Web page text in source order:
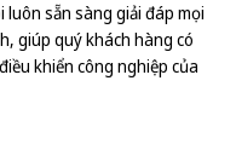
sẵn sàng giải đáp mọi
giúp quý khách hàng có
khiển công nghiệp của